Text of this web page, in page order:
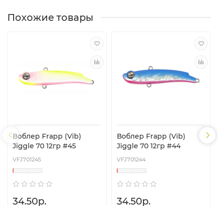
Похожие товары
Воблер Frapp (Vib)
Jiggle 70 12гр #45
VFJ701245
34.50р.
Воблер Frapp (Vib)
Jiggle 70 12гр #44
VFJ701244
34.50р.